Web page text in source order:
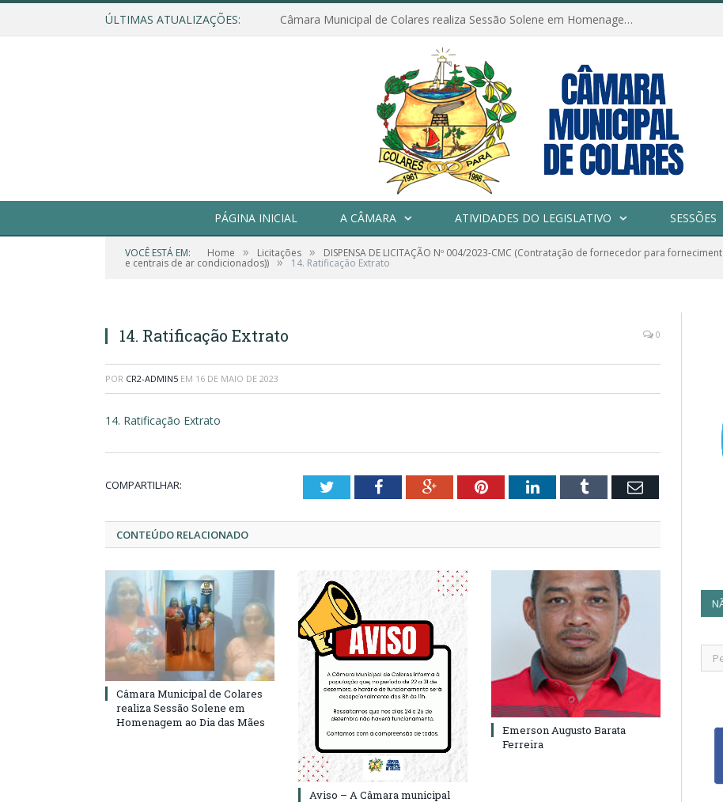
ÚLTIMAS ATUALIZAÇÕES: Câmara Municipal de Colares realiza Sessão Solene em Homenagem ao Dia das Mães
PÁGINA INICIAL A CÂMARA ATIVIDADES DO LEGISLATIVO SESSÕES
VOCÊ ESTÁ EM: Home » Licitações » DISPENSA DE LICITAÇÃO Nº 004/2023-CMC (Contratação de fornecedor para
e centrais de ar condicionados)) » 14. Ratificação Extrato
14. Ratificação Extrato 0
POR CR2-ADMIN5 EM 16 DE MAIO DE 2023
14. Ratificação Extrato
COMPARTILHAR: TwitterFacebookGoogle+PinterestLinkedInTumblr Email
CONTEÚDO RELACIONADO
Câmara Municipal de Colares
realiza Sessão Solene em
Homenagem ao Dia das Mães
Aviso – A Câmara municipal
Emerson Augusto Barata
Ferreira